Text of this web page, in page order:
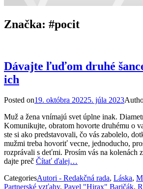
Značka: #pocit
Dávajte ľuďom druhé
ich
Posted on19. októbra 20225. júla 2023
Muž a žena vnímajú svet úplne inak.
Komunikujte, obratom hovorte druhému o
ste si ako predstavovali, čo vás zabolelo,
mužmi treba hovoriť vecne, jednoducho,
rozprávali s deťmi. Prosím vás na kolenách
dajte preč Čítať ďalej…
CategoriesAutori - Redakčná rada, Láska,
Partnerské vzťahy, Pavel "Hirax" Baričák,